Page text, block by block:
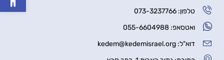
טלפון: 073-3237766
ואטסאפ: 055-6604988
דוא"ל: kedem@kedemisrael.org